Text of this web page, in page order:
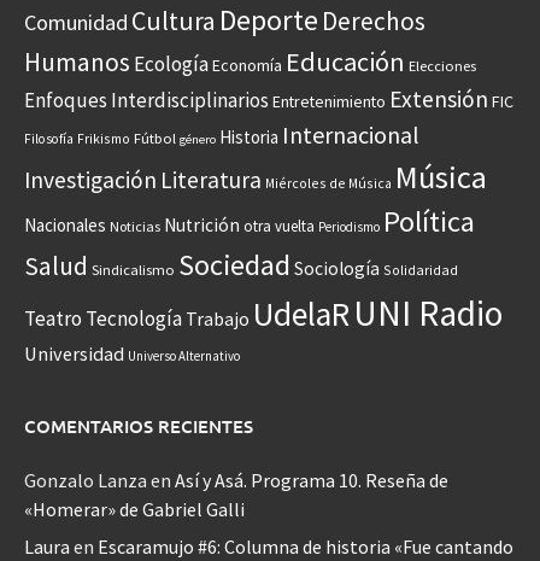
Comunidad Cultura Deporte Derechos
Humanos EcologíaEconomía Educación Elecciones
Enfoques Interdisciplinarios Entretenimiento Extensión FIC
Filosofía Frikismo Fútbol género Historia Internacional
Investigación Literatura Miércoles de Música Música
Nacionales Noticias Nutrición otra vuelta Periodismo Política
Salud Sindicalismo Sociedad Sociología Solidaridad
Teatro Tecnología Trabajo UdelaRUNI Radio
Universidad Universo Alternativo
COMENTARIOS RECIENTES
Gonzalo Lanza en Así y Asá. Programa 10. Reseña de
«Homerar» de Gabriel Galli
Laura en Escaramujo #6: Columna de historia «Fue cantando